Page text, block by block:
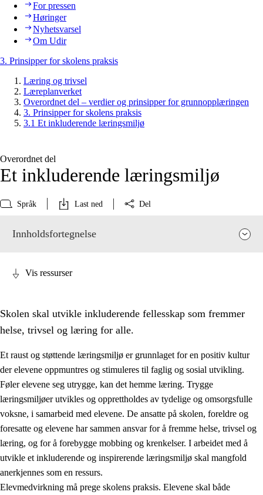
For pressen
Høringer
Nyhetsvarsel
Om Udir
3. Prinsipper for skolens praksis
Læring og trivsel
Læreplanverket
Overordnet del – verdier og prinsipper for grunnopplæringen
3. Prinsipper for skolens praksis
3.1 Et inkluderende læringsmiljø
Overordnet del
Et inkluderende læringsmiljø
Språk Last ned Del
Innholdsfortegnelse
3. Prinsipper for skolens praksis
3.1 Et inkluderende læringsmiljø
Vis ressurser
Skolen skal utvikle inkluderende fellesskap som fremmer
helse, trivsel og læring for alle.
Et raust og støttende læringsmiljø er grunnlaget for en positiv kultur
der elevene oppmuntres og stimuleres til faglig og sosial utvikling.
Føler elevene seg utrygge, kan det hemme læring. Trygge
læringsmiljøer utvikles og opprettholdes av tydelige og omsorgsfulle
voksne, i samarbeid med elevene. De ansatte på skolen, foreldre og
foresatte og elevene har sammen ansvar for å fremme helse, trivsel og
læring, og for å forebygge mobbing og krenkelser. I arbeidet med å
utvikle et inkluderende og inspirerende læringsmiljø skal mangfold
anerkjennes som en ressurs.
Elevmedvirkning må prege skolens praksis. Elevene skal både